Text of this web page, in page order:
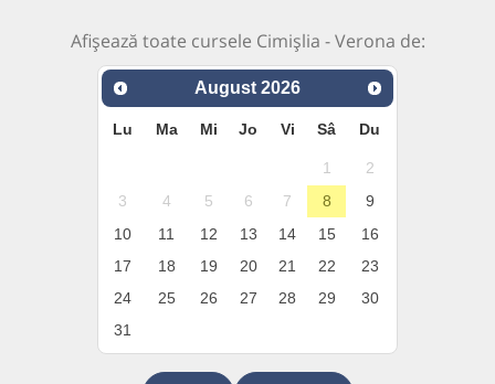
Afișează toate cursele Cimișlia - Verona de:
August 2026
Lu Ma Mi Jo Vi Sâ Du
1
2
3
4 5 6 7 8
9
10
11 12 13 14 15
16
17
18 19 20 21 22
23
24
25 26 27 28 29
30
31